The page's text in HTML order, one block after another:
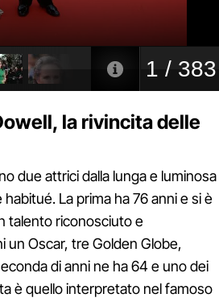
la rivincita delle
due attrici dalla lunga e luminosa
La prima ha 76 anni e si è
talento riconosciuto e
un Oscar, tre Golden Globe,
di anni ne ha 64 e uno dei
è quello interpretato nel famoso